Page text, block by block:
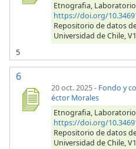
Etnografia,
https://doi.org/
Repositorio de datos
Universidad de Chile, V1
5
6
20 oct. 2025- Fondo y
éctor Morales
Etnografia,
https://doi.org/
Repositorio de datos
Universidad de Chile, V1